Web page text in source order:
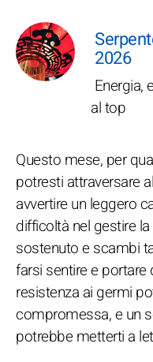
2026
Energia,
al top
Questo mese, per
potresti attraversare
avvertire un leggero
difficoltà nel gestire
sostenuto e scambi
farsi sentire e portare
resistenza ai germi
compromessa, e un
potrebbe metterti a